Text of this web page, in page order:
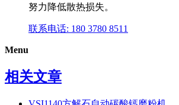
努力降低散热损失。
联系电话: 180 3780 8511
Menu
相关文章